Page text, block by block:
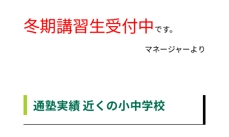
冬期講習生受付中です。
マネージャーより
通塾実績 近くの小中学校